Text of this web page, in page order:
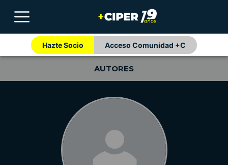
Hazte Socio Acceso Comunidad +C
AUTORES